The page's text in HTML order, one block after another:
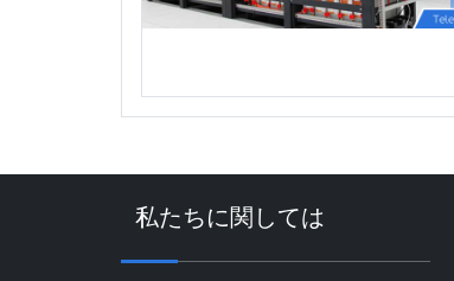
私たちに関しては